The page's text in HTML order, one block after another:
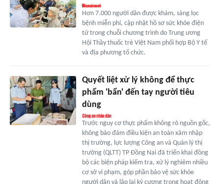
Hơn 7.000 người dân được khám, sàng lọc
bệnh miễn phí, cập nhật hồ sơ sức khỏe điện
tử trong chuỗi chương trình do Trung ương
Hội Thầy thuốc trẻ Việt Nam phối hợp Bộ Y tế
và địa phương tổ chức.
Quyết liệt xử lý không để thực
phẩm 'bẩn' đến tay người tiêu
dùng
Trước nguy cơ thực phẩm không rõ nguồn gốc,
không bảo đảm điều kiện an toàn xâm nhập
thị trường, lực lượng Công an và Quản lý thị
trường (QLTT) TP Đồng Nai đã triển khai đồng
bộ các biện pháp kiểm tra, xử lý nghiêm nhiều
cơ sở vi phạm, góp phần bảo vệ sức khỏe
người dân và lập lại kỷ cương trong hoạt động